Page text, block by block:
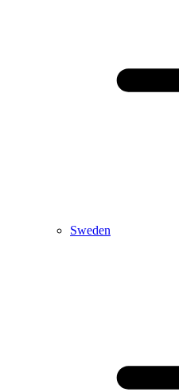
Sweden